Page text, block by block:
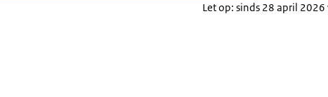
Let op: sinds 28 april